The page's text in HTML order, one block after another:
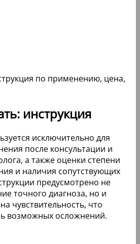
инструкция
исключительно для
после консультации и
а также оценки степени
и наличия сопутствующих
предусмотрено не
точного диагноза, но и
чувствительность, что
возможных осложнений.